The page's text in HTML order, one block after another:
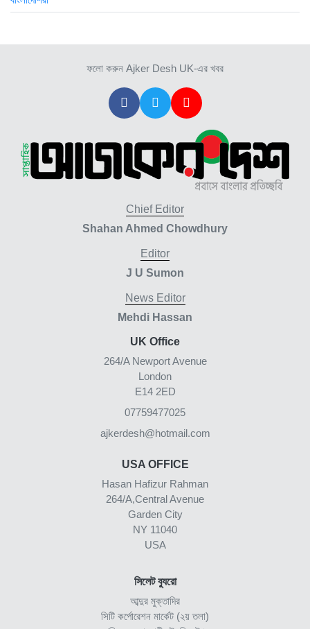
ফলো করুন Ajker Desh UK-এর খবর
Chief Editor
Shahan Ahmed Chowdhury
Editor
J U Sumon
News Editor
Mehdi Hassan
UK Office
264/A Newport Avenue
London
E14 2ED
07759477025
ajkerdesh@hotmail.com
USA OFFICE
Hasan Hafizur Rahman
264/A,Central Avenue
Garden City
NY 11040
USA
সিলেট ব্যুরো
আব্দুর মুক্তাদির
সিটি কর্পোরেশন মার্কেট (২য় তলা)